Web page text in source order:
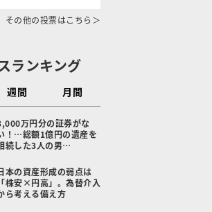
その他の投票はこちら＞
ランキング
週間 月間
万円分の証券がな
！…総額1億円の遺産を
続した3人の男…
本の資産形成の弱点は
「株安×円高」。為替介入
ら考える備え方